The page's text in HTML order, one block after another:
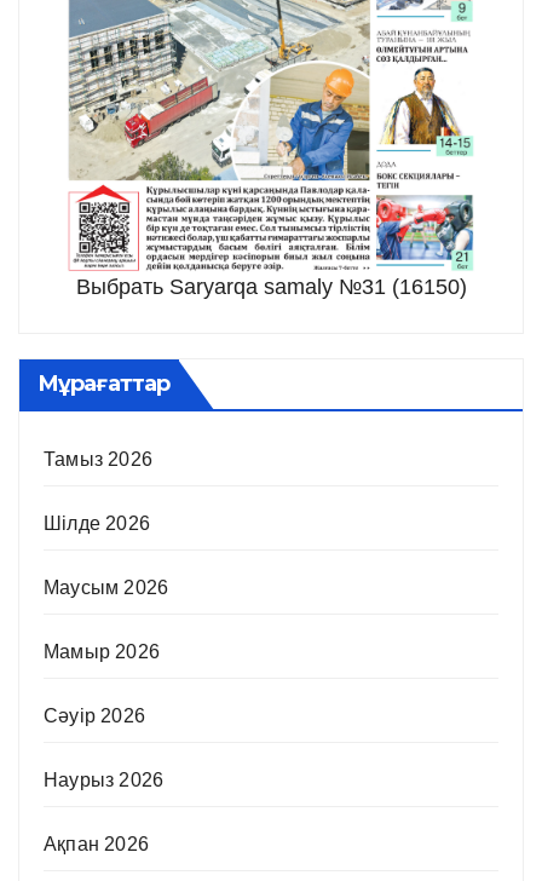
Выбрать Saryarqa samaly №31 (16150)
Мұрағаттар
Тамыз 2026
Шілде 2026
Маусым 2026
Мамыр 2026
Сәуір 2026
Наурыз 2026
Ақпан 2026